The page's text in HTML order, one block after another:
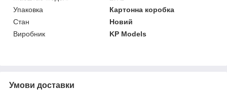
Упаковка
Картонна коробка
Стан
Новий
Виробник
KP Models
Умови доставки